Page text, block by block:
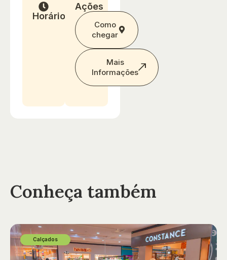
Horários
Ações
Como
chegar
Mais
Informações
Conheça também
Calçados